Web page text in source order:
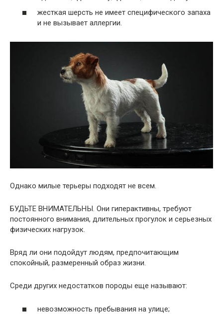
жесткая шерсть не имеет специфического запаха
и не вызывает аллергии.
Однако милые терьеры подходят не всем.
БУДЬТЕ ВНИМАТЕЛЬНЫ. Они гиперактивны, требуют
постоянного внимания, длительных прогулок и серьезных
физических нагрузок.
Вряд ли они подойдут людям, предпочитающим
спокойный, размеренный образ жизни.
Среди других недостатков породы еще называют:
невозможность пребывания на улице;